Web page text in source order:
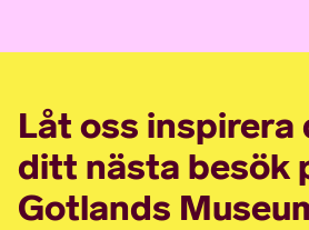
Låt oss inspirera
ditt nästa besök
Gotlands